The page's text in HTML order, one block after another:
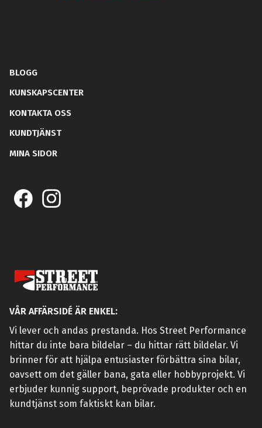
BLOGG
KUNSKAPSCENTER
KONTAKTA OSS
KUNDTJÄNST
MINA SIDOR
VÅR AFFÄRSIDÉ ÄR ENKEL:
Vi lever och andas prestanda. Hos Street Performance
hittar du inte bara bildelar – du hittar rätt bildelar. Vi
brinner för att hjälpa entusiaster förbättra sina bilar,
oavsett om det gäller bana, gata eller hobbyprojekt. Vi
erbjuder kunnig support, beprövade produkter och en
kundtjänst som faktiskt kan bilar.